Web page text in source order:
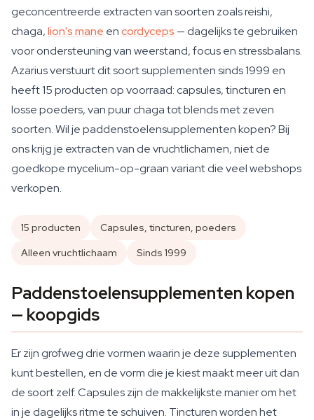
geconcentreerde extracten van soorten zoals reishi,
chaga,lion's mane encordyceps — dagelijks te gebruiken
voor ondersteuning van weerstand, focus en stressbalans.
Azarius verstuurt dit soort supplementen sinds 1999 en
heeft 15 producten op voorraad: capsules, tincturen en
losse poeders, van puur chaga tot blends met zeven
soorten. Wil je paddenstoelensupplementen kopen? Bij
ons krijg je extracten van de vruchtlichamen, niet de
goedkope mycelium-op-graan variant die veel webshops
verkopen.
15 producten
Capsules, tincturen, poeders
Alleen vruchtlichaam
Sinds 1999
Paddenstoelensupplementen kopen
— koopgids
Er zijn grofweg drie vormen waarin je deze supplementen
kunt bestellen, en de vorm die je kiest maakt meer uit dan
de soort zelf. Capsules zijn de makkelijkste manier om het
in je dagelijks ritme te schuiven. Tincturen worden het